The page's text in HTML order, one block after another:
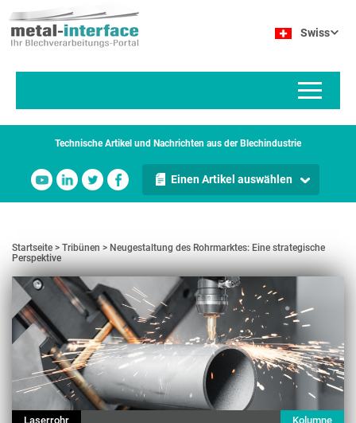
zum
Inhalt
Swiss
Technische Artikel und Nachrichten aus der Blechindustrie
Einen Artikel auswählen
Startseite Tribünen
Neugestaltung des Rohrmarktes: Eine strategische
Perspektive
Laserrohr Kolumne